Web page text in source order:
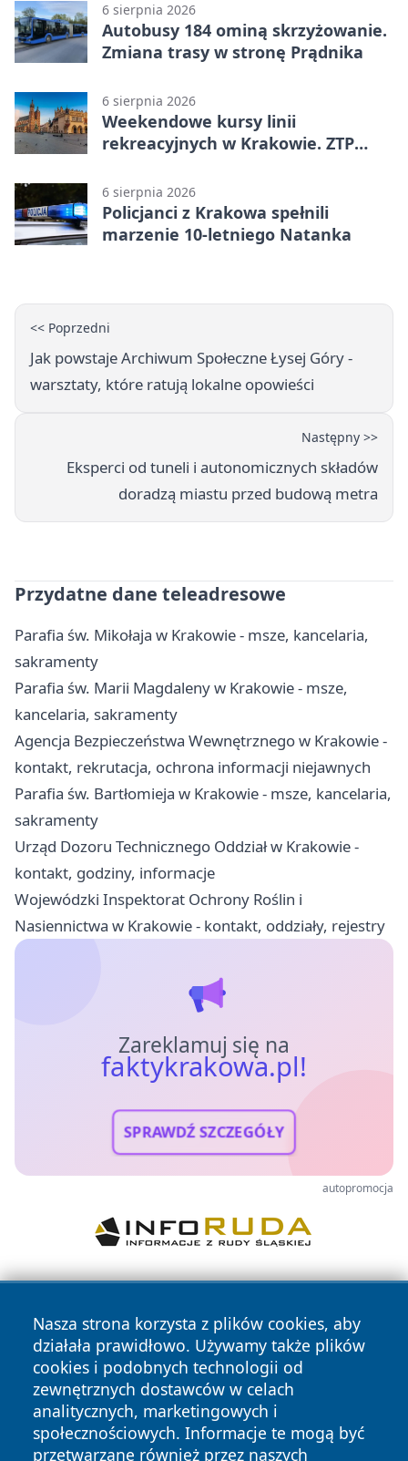
6 sierpnia 2026
Autobusy 184 ominą skrzyżowanie.
Zmiana trasy w stronę Prądnika
6 sierpnia 2026
Weekendowe kursy linii
rekreacyjnych w Krakowie. ZTP
6 sierpnia 2026
Policjanci z Krakowa spełnili
marzenie 10-letniego Natanka
<< Poprzedni
Jak powstaje Archiwum Społeczne Łysej Góry -
warsztaty, które ratują lokalne opowieści
Następny >>
Eksperci od tuneli i autonomicznych składów
doradzą miastu przed budową metra
Przydatne dane teleadresowe
Parafia św. Mikołaja w Krakowie - msze, kancelaria,
sakramenty
Parafia św. Marii Magdaleny w Krakowie - msze,
kancelaria, sakramenty
Agencja Bezpieczeństwa Wewnętrznego w Krakowie -
kontakt, rekrutacja, ochrona informacji niejawnych
Parafia św. Bartłomieja w Krakowie - msze, kancelaria,
sakramenty
Urząd Dozoru Technicznego Oddział w Krakowie -
kontakt, godziny, informacje
Wojewódzki Inspektorat Ochrony Roślin i
Nasiennictwa w Krakowie - kontakt, oddziały, rejestry
Zareklamuj się na
faktykrakowa.pl!
SPRAWDŹ SZCZEGÓŁY
autopromocja
Nasza strona korzysta z plików cookies, aby
działała prawidłowo. Używamy także plików
cookies i podobnych technologii od
zewnętrznych dostawców w celach
analitycznych, marketingowych i
społecznościowych. Informacje te mogą być
przetwarzane również przez naszych
Copyright © 2026 faktykrakowa.pl Wszystkie prawa
zastrzeżone.